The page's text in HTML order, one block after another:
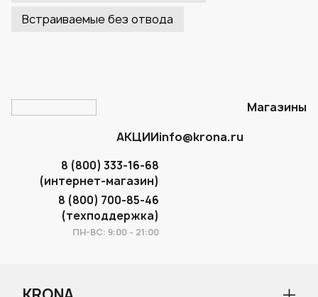
Встраиваемые без отвода
Магазины
АКЦИИinfo@krona.ru
8 (800) 333-16-68
(интернет-магазин)
8 (800) 700-85-46
(техподдержка)
ПН-ВС: 9:00 - 21:00